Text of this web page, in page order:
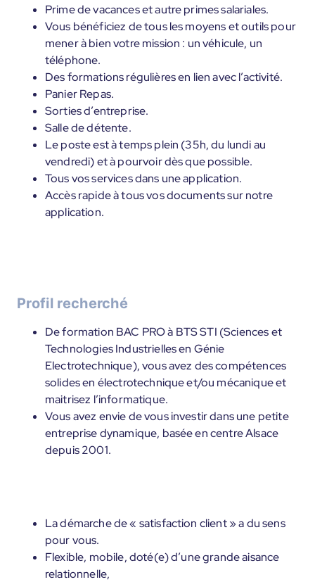
Prime de vacances et autre primes salariales.
Vous bénéficiez de tous les moyens et outils pour
mener à bien votre mission : un véhicule, un
téléphone.
Des formations régulières en lien avec l’activité.
Panier Repas.
Sorties d’entreprise.
Salle de détente.
Le poste est à temps plein (35h, du lundi au
vendredi) et à pourvoir dès que possible.
Tous vos services dans une application.
Accès rapide à tous vos documents sur notre
application.
Profil recherché
De formation BAC PRO à BTS STI (Sciences et
Technologies Industrielles en Génie
Electrotechnique), vous avez des compétences
solides en électrotechnique et/ou mécanique et
maitrisez l’informatique.
Vous avez envie de vous investir dans une petite
entreprise dynamique, basée en centre Alsace
depuis 2001.
La démarche de « satisfaction client » a du sens
pour vous.
Flexible, mobile, doté(e) d’une grande aisance
relationnelle,